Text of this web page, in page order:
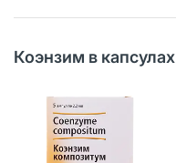
Коэнзим в капсулах